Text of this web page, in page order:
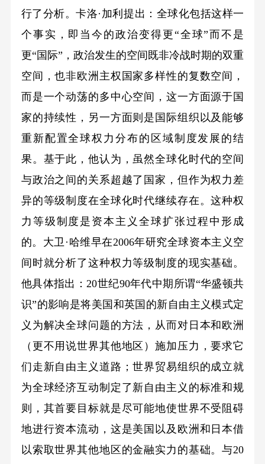
行了分析。卡洛·加利提出：全球化包括这样一
个事实，即当今的政治变得更“全球”而不是
更“国际”，政治发生的空间既非冷战时期的双重
空间，也非欧洲主权国家多样性的复数空间，
而是一个动荡的多中心空间，这一方面源于国
家的持续性，另一方面则是国际组织以及能够
重新配置全球权力分布的区域制度发展的结
果。基于此，他认为，虽然全球化时代的空间
与政治之间的关系超越了国家，但作为权力差
异的等级制度在全球化时代继续存在。这种权
力等级制度是资本主义全球扩张过程中形成
的。大卫·哈维早在2006年研究全球资本主义空
间时就分析了这种权力等级制度的现实基础。
他具体指出：20世纪90年代中期所谓“华盛顿共
识”的影响是将美国和英国的新自由主义模式定
义为解决全球问题的方法，从而对日本和欧洲
（更不用说世界其他地区）施加压力，要求它
们走新自由主义道路；世界贸易组织的成立就
为全球经济互动制定了新自由主义的标准和规
则，其首要目标就是尽可能地使世界不受阻碍
地进行资本流动，这是美国以及欧洲和日本借
以索取世界其他地区的金融实力的基础。与20